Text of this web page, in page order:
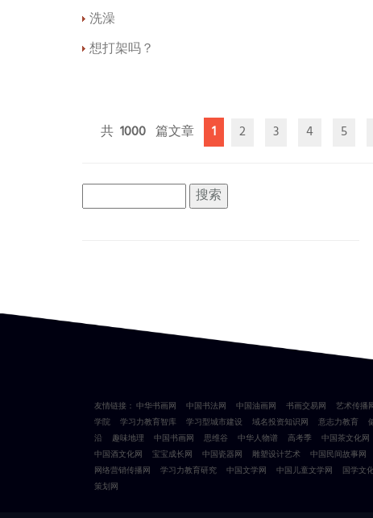
洗澡
想打架吗？
1000 1 2 3 4 5
友情链接： 中华书画网 中国书法网 中国油画网 书画交易网 艺术传播
学院
学习力教育智库 学习型城市建设 域名投资知识网 意志力教育
沿
趣味地理 中国书画网 思维谷 中华人物谱 高考季 中国茶文化网
中国酒文化网
宝宝成长网 中国瓷器网 雕塑设计艺术 中国民间故事网
网络营销传播网
学习力教育研究 中国文学网 中国儿童文学网 国学文
策划网